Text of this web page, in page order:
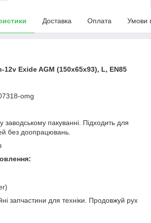
Доставка Оплата Умови
12v Exide AGM (150х65х93), L, EN85
omg
заводському пакуванні. Підходить для
без доопрацювань.
запчастини для техніки. Продовжуй рух